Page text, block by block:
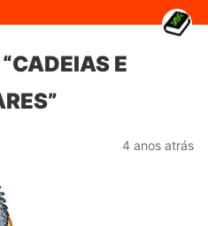
E
4 anos atrás